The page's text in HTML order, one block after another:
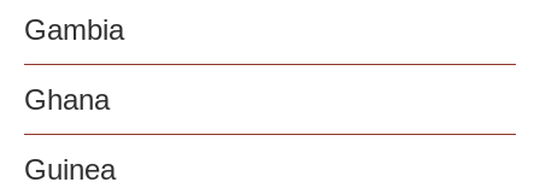
Gambia
Ghana
Guinea